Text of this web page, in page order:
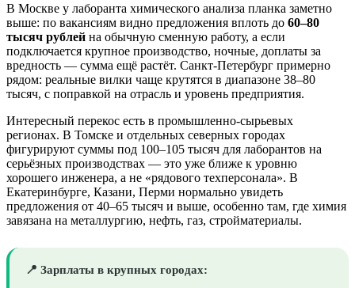
В Москве у лаборанта химического анализа планка заметно
выше: по вакансиям видно предложения вплоть до 60–80
тысяч рублей на обычную сменную работу, а если
подключается крупное производство, ночные, доплаты за
вредность — сумма ещё растёт. Санкт-Петербург примерно
рядом: реальные вилки чаще крутятся в диапазоне 38–80
тысяч, с поправкой на отрасль и уровень предприятия.
Интересный перекос есть в промышленно-сырьевых
регионах. В Томске и отдельных северных городах
фигурируют суммы под 100–105 тысяч для лаборантов на
серьёзных производствах — это уже ближе к уровню
хорошего инженера, а не «рядового техперсонала». В
Екатеринбурге, Казани, Перми нормально увидеть
предложения от 40–65 тысяч и выше, особенно там, где химия
завязана на металлургию, нефть, газ, стройматериалы.
📍 Зарплаты в крупных городах: